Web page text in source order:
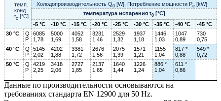
темп.
конд.
tc [°C]
Холодопроизводительность Q0 [W], Потребление мощности Pe [kW]
температура испарения t0[°C]
-5 °C
-10 °C -15 °C -20 °C -25 °C -30 °C -35 °C -40 °C
-45 °C
30 °C
Q
P
6085
1,78
5000
1,69
4052
1,58
3231
1,46
2529
1,32
1937
1,18
1446
1,03
1047
0,89
730
0,75
40 °C
Q
P
5145
2,02
4202
1,88
3381
1,72
2676
1,56
2075
1,39
1571
1,21
1155
1,04
817 *
0,88
549 *
0,72
50 °C
Q
P
4219
2,25
3418
2,06
2727
1,85
2137
1,65
1640
1,44
1226
1,24
886 *
1,04
611 *
0,86
Данные по производительности основываются на
требованиях стандарта EN 12900 для 50 Hz.